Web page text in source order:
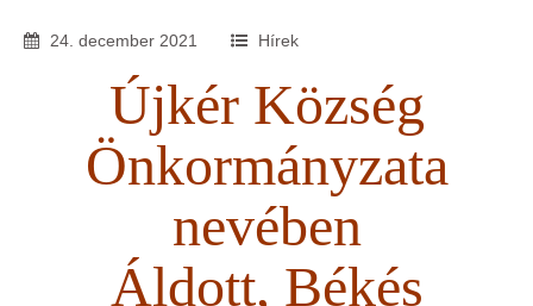
24 december 2021 Hírek
Újkér Község
Önkormányzata
nevében
Áldott, Békés